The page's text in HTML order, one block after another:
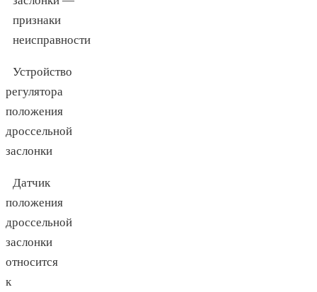
Устройство
регулятора
положения
дроссельной
заслонки
Датчик
положения
дроссельной
заслонки
относится
к